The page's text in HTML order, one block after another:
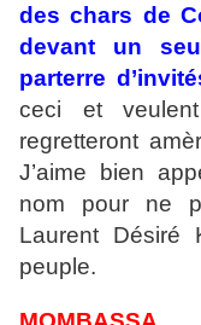
des chars de
devant un
parterre
ceci et
regretteront
J’aime bien
nom pour ne
Laurent Désiré
peuple.